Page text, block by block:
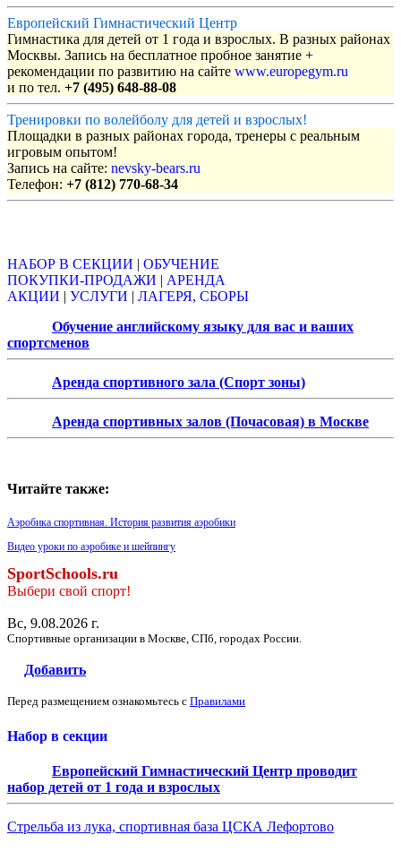
Европейский Гимнастический Центр
Гимнастика для детей от 1 года и взрослых. В разных районах
Москвы. Запись на бесплатное пробное занятие +
рекомендации по развитию на сайте www.europegym.ru
и по тел. +7 (495) 648-88-08
Тренировки по волейболу для детей и взрослых!
Площадки в разных районах города, тренеры с реальным
игровым опытом!
Запись на сайте: nevsky-bears.ru
Телефон: +7 (812) 770-68-34
НАБОР В СЕКЦИИ | ОБУЧЕНИЕ
ПОКУПКИ-ПРОДАЖИ | АРЕНДА
АКЦИИ | УСЛУГИ | ЛАГЕРЯ, СБОРЫ
Обучение английскому языку для вас и ваших
спортсменов
Аренда спортивного зала (Спорт зоны)
Аренда спортивных залов (Почасовая) в Москве
Читайте также:
Аэробика спортивная. История развития аэробики
Видео уроки по аэробике и шейпингу
SportSchools.ru
Выбери свой спорт!
Вс, 9.08.2026 г.
Спортивные организации в Москве, СПб, городах России.
Добавить
Перед размещением ознакомьтесь с Правилами
Набор в секции
Европейский Гимнастический Центр проводит
набор детей от 1 года и взрослых
Стрельба из лука, спортивная база ЦСКА Лефортово